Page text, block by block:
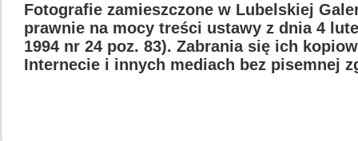
Fotografie zamieszczone w Lubelskiej
prawnie na mocy treści ustawy z dnia 4
1994 nr 24 poz. 83). Zabrania się ich
Internecie i innych mediach bez pisemnej